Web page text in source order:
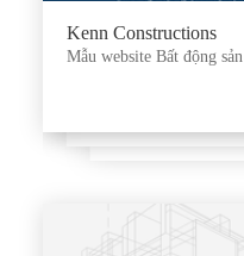
Kenn Constructions
Mẫu website Bất động sản